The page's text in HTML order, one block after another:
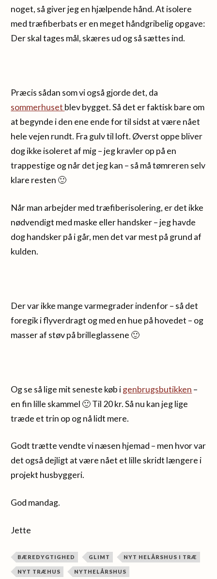
noget, så giver jeg en hjælpende hånd. At isolere
med træfiberbats er en meget håndgribelig opgave:
Der skal tages mål, skæres ud og så sættes ind.
Præcis sådan som vi også gjorde det, da
sommerhuset blev bygget. Så det er faktisk bare om
at begynde i den ene ende for til sidst at være nået
hele vejen rundt. Fra gulv til loft. Øverst oppe bliver
dog ikke isoleret af mig – jeg kravler op på en
trappestige og når det jeg kan – så må tømreren selv
klare resten 🙂
Når man arbejder med træfiberisolering, er det ikke
nødvendigt med maske eller handsker – jeg havde
dog handsker på i går, men det var mest på grund af
kulden.
Der var ikke mange varmegrader indenfor – så det
foregik i flyverdragt og med en hue på hovedet – og
masser af støv på brilleglassene 🙂
Og se så lige mit seneste køb igenbrugsbutikken –
en fin lille skammel 🙂 Til 20 kr. Så nu kan jeg lige
træde et trin op og nå lidt mere.
Godt trætte vendte vi næsen hjemad – men hvor var
det også dejligt at være nået et lille skridt længere i
projekt husbyggeri.
God mandag.
Jette
BÆREDYGTIGHED GLIMT NYT HELÅRSHUS I TRÆ
NYT TRÆHUS NYTHELÅRSHUS